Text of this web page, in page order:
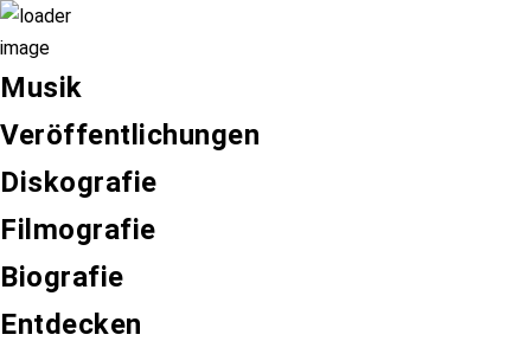
Musik
Veröffentlichungen
Diskografie
Filmografie
Biografie
Entdecken